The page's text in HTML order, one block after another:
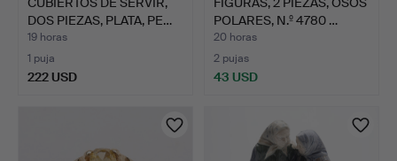
DOS PIEZAS, PLATA, PE…
19 horas
1 puja
222 USD
POLARES, N.º 4780 …
20 horas
2 pujas
43 USD